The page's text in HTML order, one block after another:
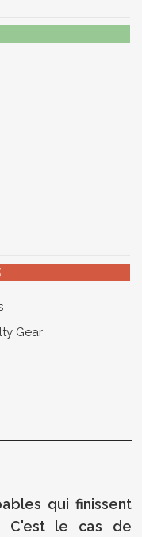
Gear
qui finissent
C'est le cas de